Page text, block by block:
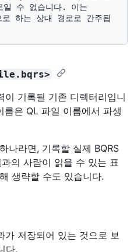
수 없습니다. 이는
로 하는 상대 경로로 간주됩
이 기록될 기존 디렉터리입니
은 QL 파일 이름에서 파생
나라면, 기록할 실제 BQRS
의 사람이 읽을 수 있는 표
생략할 수도 있습니다.
가 저장되어 있는 것으로 보
다.